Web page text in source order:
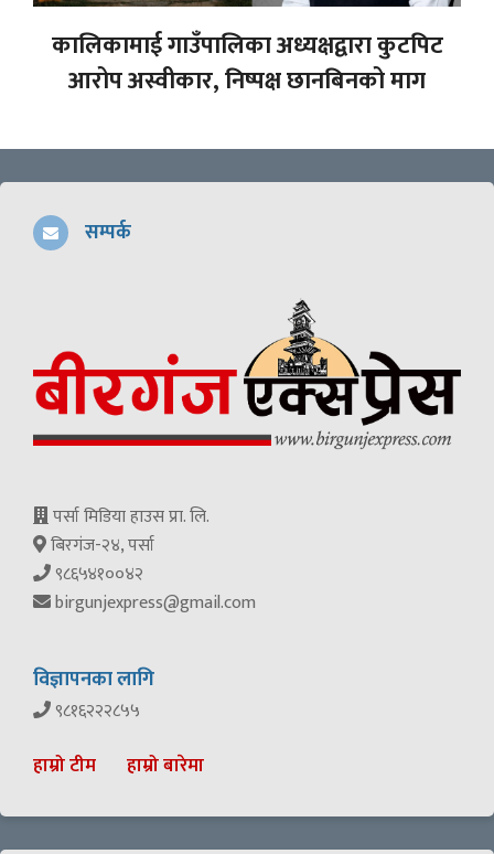
कालिकामाई गाउँपालिका अध्यक्षद्वारा कुटपिट
आरोप अस्वीकार, निष्पक्ष छानबिनको माग
सम्पर्क
पर्सा मिडिया हाउस प्रा. लि.
बिरगंज-२४, पर्सा
९८६५४१००४२
birgunjexpress@gmail.com
विज्ञापनका लागि
९८१६२२२८५५
हाम्रो टीम हाम्रो बारेमा